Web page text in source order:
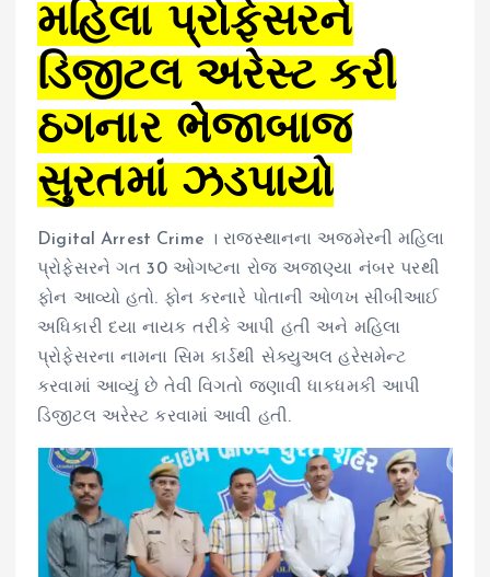
મહિલા પ્રોફેસરને
ડિજીટલ અરેસ્ટ કરી
ઠગનાર ભેજાબાજ
સુરતમાં ઝડપાયો
Digital Arrest Crime । રાજસ્થાનના અજમેરની મહિલા
પ્રોફેસરને ગત 30 ઓગષ્ટના રોજ અજાણ્યા નંબર પરથી
ફોન આવ્યો હતો. ફોન કરનારે પોતાની ઓળખ સીબીઆઈ
અધિકારી દયા નાયક તરીકે આપી હતી અને મહિલા
પ્રોફેસરના નામના સિમ કાર્ડથી સેક્યુઅલ હરેસમેન્ટ
કરવામાં આવ્યું છે તેવી વિગતો જણાવી ધાકધમકી આપી
ડિજીટલ અરેસ્ટ કરવામાં આવી હતી.